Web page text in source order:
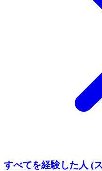
すべてを経験した人 (